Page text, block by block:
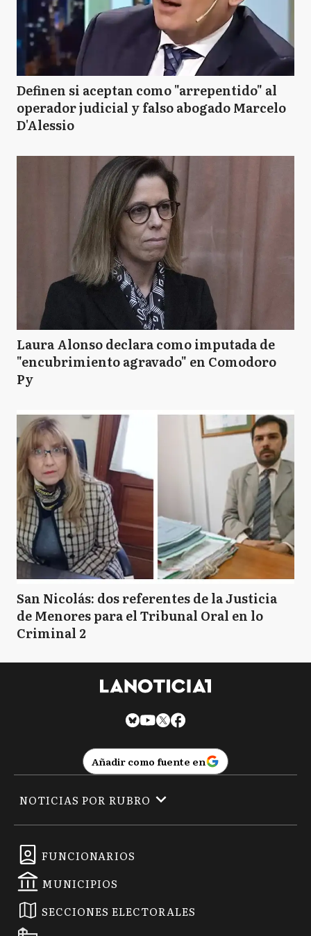
Definen si aceptan como "arrepentido" al
operador judicial y falso abogado Marcelo
D'Alessio
Laura Alonso declara como imputada de
"encubrimiento agravado" en Comodoro
Py
San Nicolás: dos referentes de la Justicia
de Menores para el Tribunal Oral en lo
Criminal 2
Añadir como fuente en
FUNCIONARIOS
MUNICIPIOS
SECCIONES ELECTORALES
NOTICIAS POR RUBRO